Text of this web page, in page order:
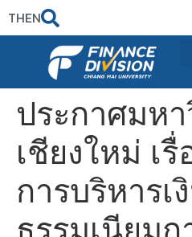
THEN
ประกาศมห
เชียงใหม่ เ
การบริหารเ